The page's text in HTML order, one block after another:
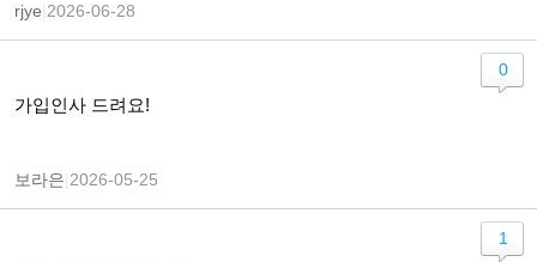
rjye 2026-06-28
가입인사 드려요!
보라은 2026-05-25
0
1